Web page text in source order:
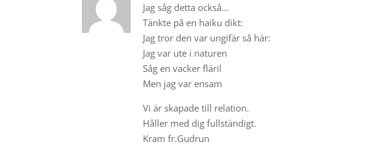
Jag såg detta också…
Tänkte på en haiku dikt:
Jag tror den var ungifär så här:
Jag var ute i naturen
Såg en vacker fläril
Men jag var ensam
Vi är skapade till relation.
Håller med dig fullständigt.
Kram fr.Gudrun